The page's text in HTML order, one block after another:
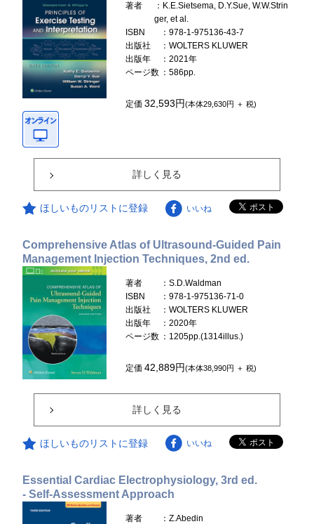
著者
：K.E.Sietsema, D.Y.Sue, W.W.Strin
ger, et al.
ISBN
：978-1-975136-43-7
出版社
：WOLTERS KLUWER
出版年
：2021年
ページ数 ：586pp.
定価32,593円(本体29,630円 ＋ 税)
詳しく見る
ほしいものリストに登録 いいね
Comprehensive Atlas of Ultrasound-Guided Pain
Management Injection Techniques, 2nd ed.
著者
：S.D.Waldman
ISBN
：978-1-975136-71-0
出版社
：WOLTERS KLUWER
出版年
：2020年
ページ数 ：1205pp.(1314illus.)
定価42,889円(本体38,990円 ＋ 税)
詳しく見る
ほしいものリストに登録 いいね
Essential Cardiac Electrophysiology, 3rd ed.
- Self-Assessment Approach
著者
：Z.Abedin